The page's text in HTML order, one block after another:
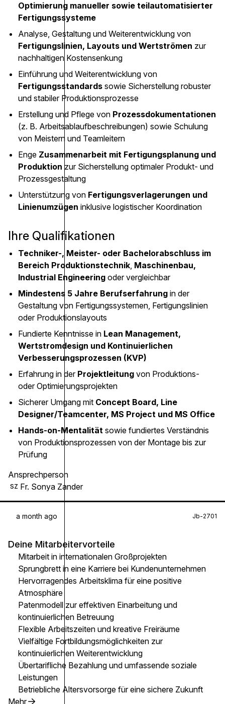
Optimierung manueller sowie teilautomatisierter
Fertigungssysteme
Analyse, Gestaltung und Weiterentwicklung von
Fertigungslinien, Layouts und Wertströmen zur
nachhaltigen Kostensenkung
Einführung und Weiterentwicklung von
Fertigungsstandards sowie Sicherstellung robuster
und stabiler Produktionsprozesse
Erstellung und Pflege von Prozessdokumentationen
(z. B. Arbeitsablaufbeschreibungen) sowie Schulung
von Meistern und Teamleitern
Enge Zusammenarbeit mit Fertigungsplanung und
Produktion zur Sicherstellung optimaler Produkt- und
Prozessgestaltung
Unterstützung von Fertigungsverlagerungen und
Linienumzügen inklusive logistischer Koordination
Ihre Qualifikationen
Techniker-, Meister- oder Bachelorabschluss im
Bereich Produktionstechnik, Maschinenbau,
Industrial Engineering oder vergleichbar
Mindestens 5 Jahre Berufserfahrung in der
Gestaltung von Fertigungssystemen, Fertigungslinien
oder Produktionslayouts
Fundierte Kenntnisse in Lean Management,
Wertstromdesign und Kontinuierlichen
Verbesserungsprozessen (KVP)
Erfahrung in der Projektleitung von Produktions-
oder Optimierungsprojekten
Sicherer Umgang mit Concept Board, Line
Designer/Teamcenter, MS Project und MS Office
Hands-on-Mentalität sowie fundiertes Verständnis
von Produktionsprozessen von der Montage bis zur
Prüfung
Ansprechperson
SZ Fr. Sonya Zander
a month ago Jb-2701
Deine Mitarbeitervorteile
Mitarbeit in internationalen Großprojekten
Sprungbrett in eine Karriere bei Kundenunternehmen
Hervorragendes Arbeitsklima für eine positive
Atmosphäre
Patenmodell zur effektiven Einarbeitung und
kontinuierlichen Betreuung
Flexible Arbeitszeiten und kreative Freiräume
Vielfältige Fortbildungsmöglichkeiten zur
kontinuierlichen Weiterentwicklung
Übertarifliche Bezahlung und umfassende soziale
Leistungen
Betriebliche Altersvorsorge für eine sichere Zukunft
Mehr